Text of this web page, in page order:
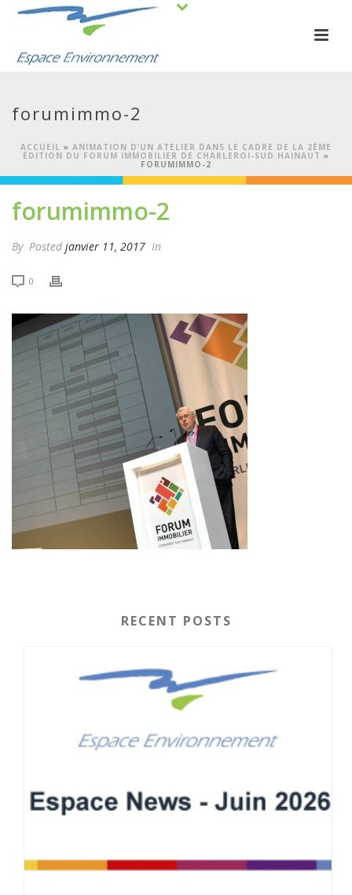
forumimmo-2
ACCUEIL » ANIMATION D’UN ATELIER DANS LE CADRE DE LA 2ÈME
ÉDITION DU FORUM IMMOBILIER DE CHARLEROI-SUD HAINAUT »
FORUMIMMO-2
forumimmo-2
By Posted janvier 11, 2017 In
0
RECENT POSTS